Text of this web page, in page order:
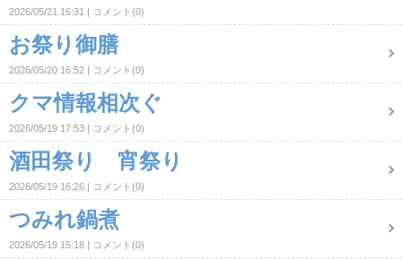
2026/05/21 16:31 コメント(0)
お祭り御膳
2026/05/20 16:52 コメント(0)
クマ情報相次ぐ
2026/05/19 17:53 コメント(0)
酒田祭り 宵祭り
2026/05/19 16:26 コメント(0)
つみれ鍋煮
2026/05/19 15:18 コメント(0)